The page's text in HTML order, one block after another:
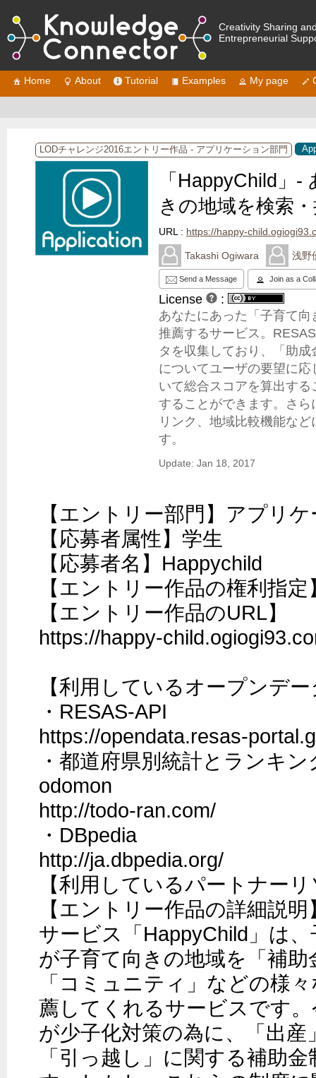
Creativity Sharing
Entrepreneurial
Home About Tutorial Examples My page
LODチャレンジ2016エントリー作品 - アプリケーション部門
「HappyChild」
きの地域を検索
URL : https://happy-
Takashi Ogiwara 浅野
Send a Message Join as a
License
:
あなたにあった「子育て
推薦するサービス。
タを収集しており、「助
についてユーザの要望に
いて総合スコアを算出す
することができます。さ
リンク、地域比較機能な
す。
Update: Jan 18, 2017
【エントリー部門】アプリ
【応募者属性】学生
【応募者名】Happychild
【エントリー作品の権利指定
【エントリー作品のURL】
https://happy-
【利用しているオープンデ
・RESAS-API
https://opendata.resas-
・都道府県別統計とランキ
odomon
http://todo-ran.com/
・DBpedia
http://ja.dbpedia.org/
【利用しているパートナー
【エントリー作品の詳細説明
サービス「HappyChild」は
が子育て向きの地域を「補
「コミュニティ」などの様
薦してくれるサービスです
が少子化対策の為に、「出産
「引っ越し」に関する補助